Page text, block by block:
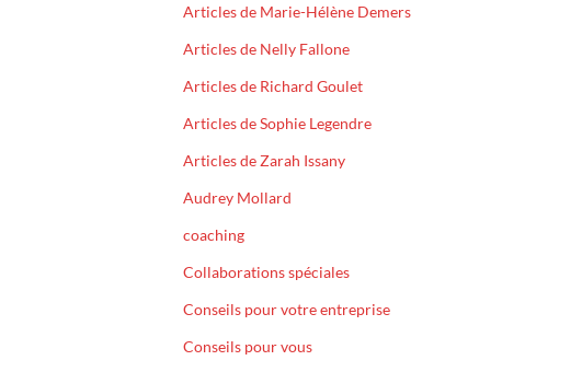
Articles de Marie-Hélène Demers
Articles de Nelly Fallone
Articles de Richard Goulet
Articles de Sophie Legendre
Articles de Zarah Issany
Audrey Mollard
coaching
Collaborations spéciales
Conseils pour votre entreprise
Conseils pour vous